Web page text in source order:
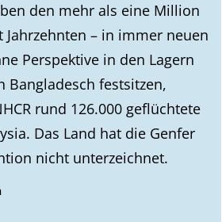
den mehr als eine Million
Jahrzehnten – in immer neuen
Perspektive in den Lagern
Bangladesch festsitzen,
rund 126.000 geflüchtete
Das Land hat die Genfer
nicht unterzeichnet.